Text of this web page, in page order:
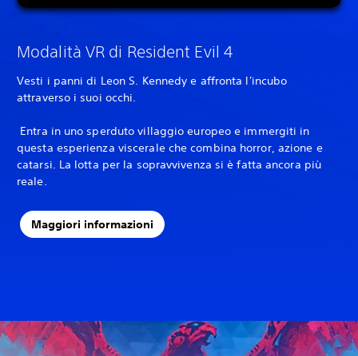
Modalità VR di Resident Evil 4
Vesti i panni di Leon S. Kennedy e affronta l'incubo
attraverso i suoi occhi.
‎ Entra in uno sperduto villaggio europeo e immergiti in
questa esperienza viscerale che combina horror, azione e
catarsi. La lotta per la sopravvivenza si è fatta ancora più
reale.
Maggiori informazioni